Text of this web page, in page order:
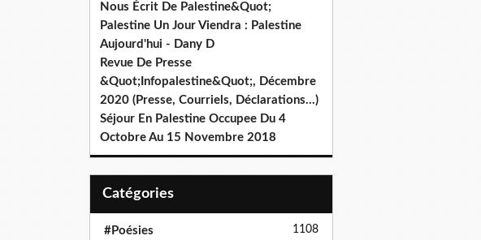
Nous Écrit De Palestine&Quot;
Palestine Un Jour Viendra : Palestine
Aujourd'hui - Dany D
Revue De Presse
&Quot;Infopalestine&Quot;, Décembre
2020 (Presse, Courriels, Déclarations…)
Séjour En Palestine Occupee Du 4
Octobre Au 15 Novembre 2018
Catégories
#Poésies 1108